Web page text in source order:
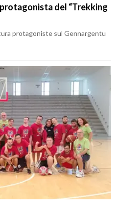
del “Trekking
protagoniste sul Gennargentu